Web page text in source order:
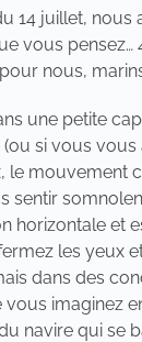
14 juillet, nous
vous
nous,
une petite
si vous
le mouvement
sentir
horizontale et
les yeux
dans des
imaginez
navire qui se